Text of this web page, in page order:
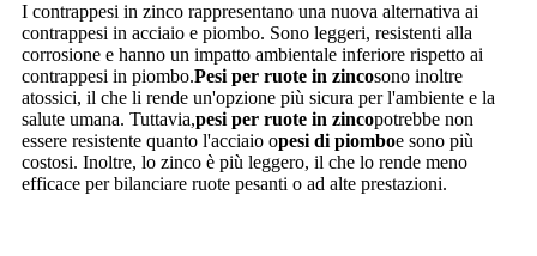
I contrappesi in zinco rappresentano una nuova alternativa ai
contrappesi in acciaio e piombo. Sono leggeri, resistenti alla
corrosione e hanno un impatto ambientale inferiore rispetto ai
contrappesi in piombo.Pesi per ruote in zincosono inoltre
atossici, il che li rende un'opzione più sicura per l'ambiente e la
salute umana. Tuttavia,pesi per ruote in zincopotrebbe non
essere resistente quanto l'acciaio opesi di piomboe sono più
costosi. Inoltre, lo zinco è più leggero, il che lo rende meno
efficace per bilanciare ruote pesanti o ad alte prestazioni.